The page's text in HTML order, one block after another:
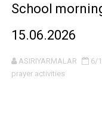
School
15.06.2026
ASIRIYARMALAR 6/
prayer activities